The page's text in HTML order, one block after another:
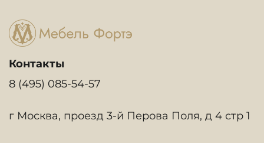
Контакты
8 (495) 085-54-57
г Москва, проезд 3-й Перова Поля, д 4 стр 1